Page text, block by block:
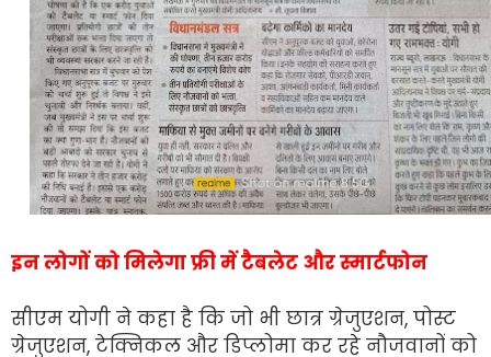
इन लोगों को मिलेगा फ्री में टैबलेट और स्मार्टफोन
सीएम योगी ने कहा है कि जो भी छात्र ग्रेजुएशन, पोस्ट
ग्रेजुएशन, टेक्निकल और डिप्लोमा कर रहे नौजवानों को